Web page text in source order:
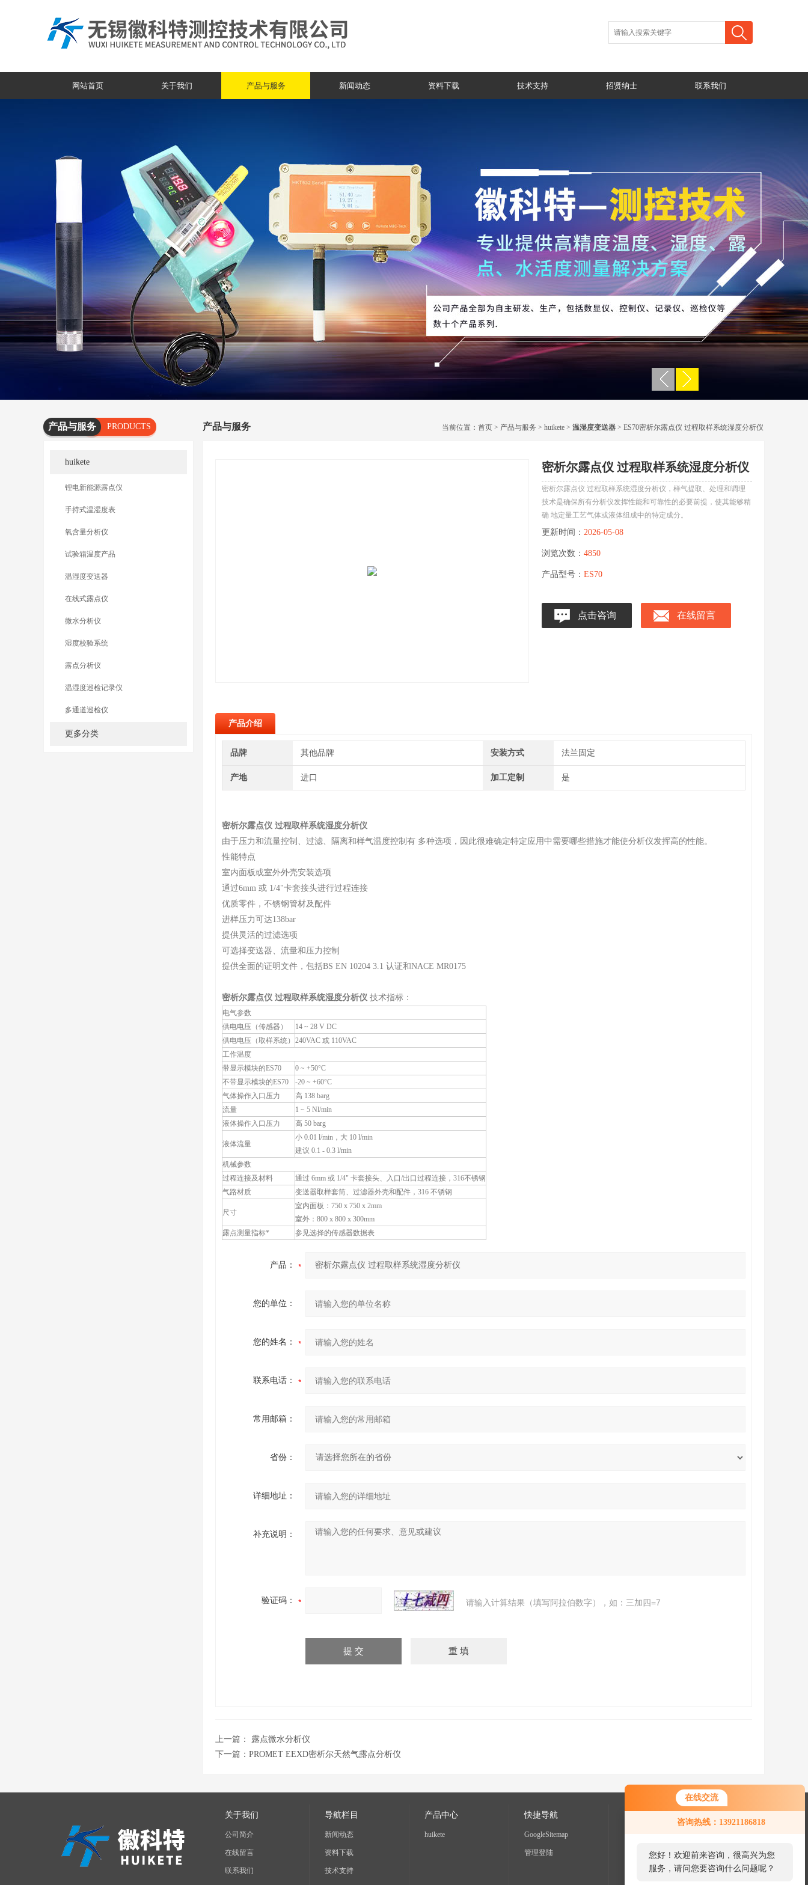
在线交流
咨询热线：13921186818
您好！欢迎前来咨询，很高兴为您
服务，请问您要咨询什么问题呢？
网站首页 关于我们 产品与服务 新闻动态 资料下载 技术支持 招贤纳士 联系我们
产品与服务
PRODUCTS
huikete
锂电新能源露点仪
手持式温湿度表
氧含量分析仪
试验箱温度产品
温湿度变送器
在线式露点仪
微水分析仪
湿度校验系统
露点分析仪
温湿度巡检记录仪
多通道巡检仪
更多分类
产品与服务 当前位置： 首页 > 产品与服务 > huikete > 温湿度变送器 > ES70密析尔露点仪 过程取样系统湿度分析仪
密析尔露点仪 过程取样系统湿度分析仪
密析尔露点仪 过程取样系统湿度分析仪，样气提取、处理和调理
技术是确保所有分析仪发挥性能和可靠性的必要前提，使其能够精
确 地定量工艺气体或液体组成中的特定成分。
更新时间： 2026-05-08
浏览次数： 4850
产品型号： ES70
点击咨询 在线留言
产品介绍
品牌 其他品牌 安装方式 法兰固定
产地 进口 加工定制 是
密析尔露点仪 过程取样系统湿度分析仪
由于压力和流量控制、过滤、隔离和样气温度控制有 多种选项，因此很难确定特定应用中需要哪些措施才能使分析仪发挥高的性能。
性能特点
室内面板或室外外壳安装选项
通过6mm 或 1/4"卡套接头进行过程连接
优质零件，不锈钢管材及配件
进样压力可达138bar
提供灵活的过滤选项
可选择变送器、流量和压力控制
提供全面的证明文件，包括BS EN 10204 3.1 认证和NACE MR0175
密析尔露点仪 过程取样系统湿度分析仪 技术指标：
电气参数
供电电压（传感器）
14 ~ 28 V DC
供电电压（取样系统） 240VAC 或 110VAC
工作温度
带显示模块的ES70
0 ~ +50°C
不带显示模块的ES70
-20 ~ +60°C
气体操作入口压力
高 138 barg
流量
1 ~ 5 Nl/min
液体操作入口压力
高 50 barg
液体流量
小 0.01 l/min，大 10 l/min
建议 0.1 - 0.3 l/min
机械参数
过程连接及材料
通过 6mm 或 1/4" 卡套接头、入口/出口过程连接，316不锈钢
气路材质
变送器取样套筒、过滤器外壳和配件，316 不锈钢
尺寸
室内面板：750 x 750 x 2mm
室外：800 x 800 x 300mm
露点测量指标*
参见选择的传感器数据表
产品：
您的单位：
您的姓名：
联系电话：
常用邮箱：
省份：
详细地址：
补充说明：
验证码： 请输入计算结果（填写阿拉伯数字），如：三加四=7
上一篇： 露点微水分析仪
下一篇： PROMET EEXD密析尔天然气露点分析仪
关于我们
公司简介
在线留言
联系我们
导航栏目
新闻动态
资料下载
技术支持
产品中心
huikete
快捷导航
GoogleSitemap
管理登陆